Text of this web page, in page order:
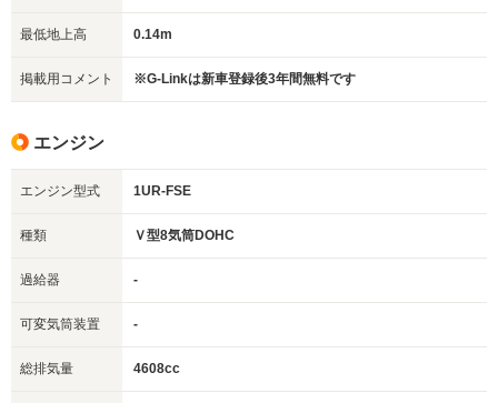
最低地上高 0.14m
掲載用コメント ※G-Linkは新車登録後3年間無料です
エンジン
エンジン型式 1UR-FSE
種類 Ｖ型8気筒DOHC
過給器 -
可変気筒装置 -
総排気量 4608cc